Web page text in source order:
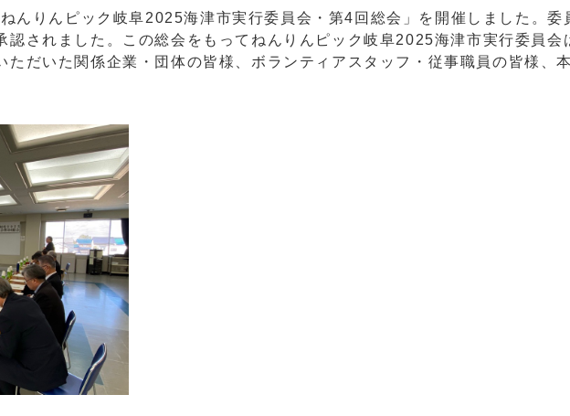
んりんピック岐阜2025海津市実行委員会・第4回総会」を開催しました。委
認されました。この総会をもってねんりんピック岐阜2025海津市実行委員会
ただいた関係企業・団体の皆様、ボランティアスタッフ・従事職員の皆様、